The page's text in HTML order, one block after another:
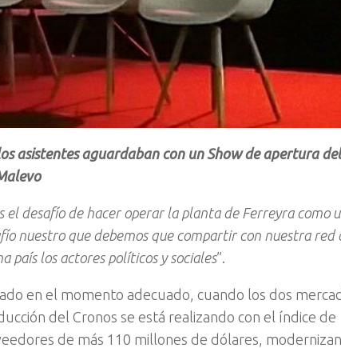
asistentes aguardaban con un Show de apertura
el desafío de hacer operar la planta de Ferreyra como
nuestro que debemos que compartir con nuestra red
país los actores políticos y sociales”.
en el momento adecuado, cuando los dos
del Cronos se está realizando con el índice de
de más 110 millones de dólares,